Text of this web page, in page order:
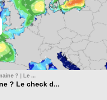
? | Le ...
? Le check d...